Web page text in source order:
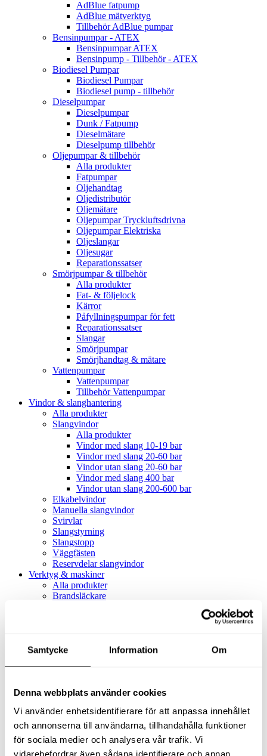
Samtycke Information Om
Denna webbplats använder cookies
Vi använder enhetsidentifierare för att anpassa innehållet
och annonserna till användarna, tillhandahålla funktioner
för sociala medier och analysera vår trafik. Vi
vidarebefordrar även sådana identifierare och annan
AdBlue fatpump
AdBlue mätverktyg
Tillbehör AdBlue pumpar
Bensinpumpar - ATEX
Bensinpumpar ATEX
Bensinpump - Tillbehör - ATEX
Biodiesel Pumpar
Biodiesel Pumpar
Biodiesel pump - tillbehör
Dieselpumpar
Dieselpumpar
Dunk / Fatpump
Dieselmätare
Dieselpump tillbehör
Oljepumpar & tillbehör
Alla produkter
Fatpumpar
Oljehandtag
Oljedistributör
Oljemätare
Oljepumpar Tryckluftsdrivna
Oljepumpar Elektriska
Oljeslangar
Oljesugar
Reparationssatser
Smörjpumpar & tillbehör
Alla produkter
Fat- & följelock
Kärror
Påfyllningspumpar för fett
Reparationssatser
Slangar
Smörjpumpar
Smörjhandtag & mätare
Vattenpumpar
Vattenpumpar
Tillbehör Vattenpumpar
Vindor & slanghantering
Alla produkter
Slangvindor
Alla produkter
Vindor med slang 10-19 bar
Vindor med slang 20-60 bar
Vindor utan slang 20-60 bar
Vindor med slang 400 bar
Vindor utan slang 200-600 bar
Elkabelvindor
Manuella slangvindor
Svirvlar
Slangstyrning
Slangstopp
Väggfästen
Reservdelar slangvindor
Verktyg & maskiner
Alla produkter
Brandsläckare
Alla produkter
Slangfäste
Textil- & Våtdammsugare
Tillbehör Textil- & våtdammsugare
Adaptrar
Dammsugare